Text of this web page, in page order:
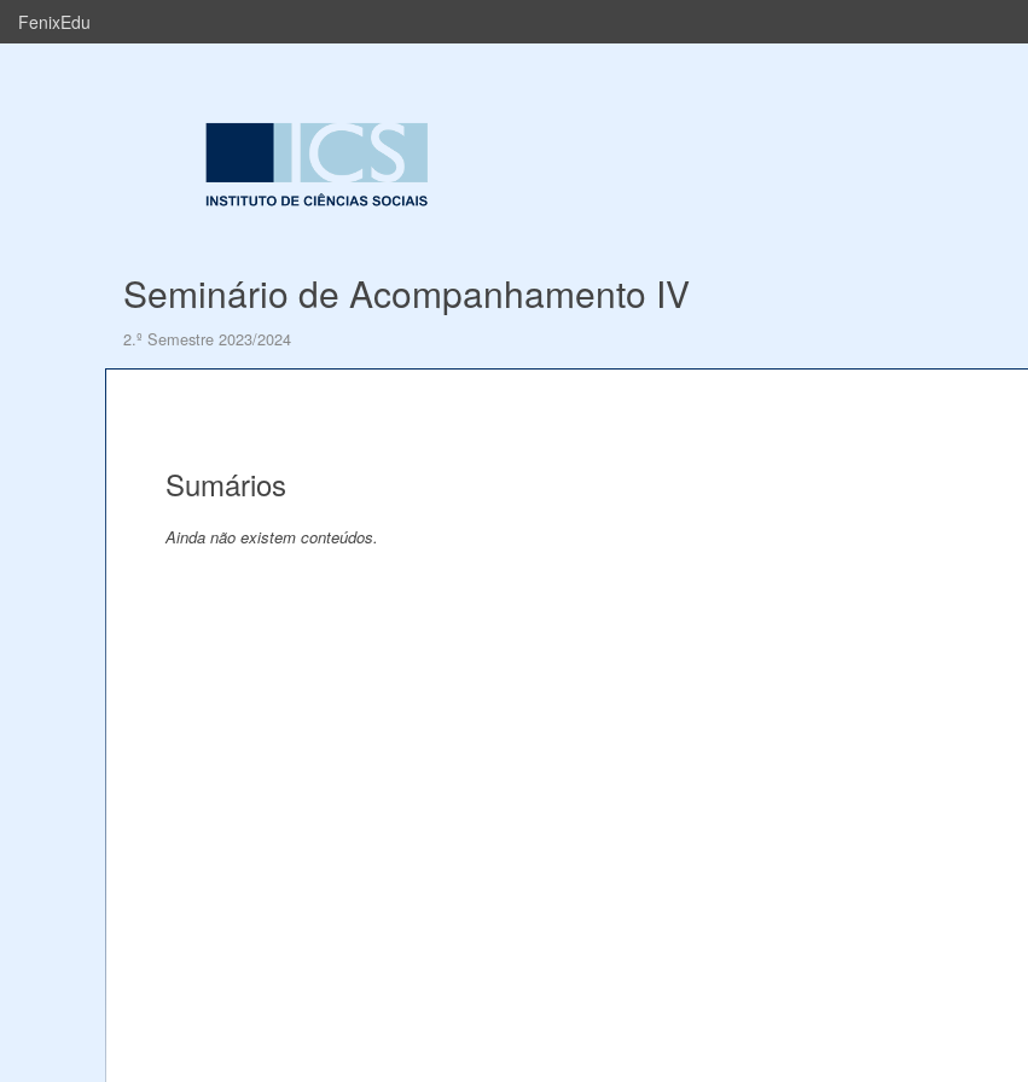
FenixEdu
Seminário de Acompanhamento IV
2.º Semestre 2023/2024
Sumários
Ainda não existem conteúdos.